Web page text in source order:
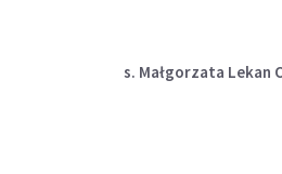
s. Małgorzata Lekan